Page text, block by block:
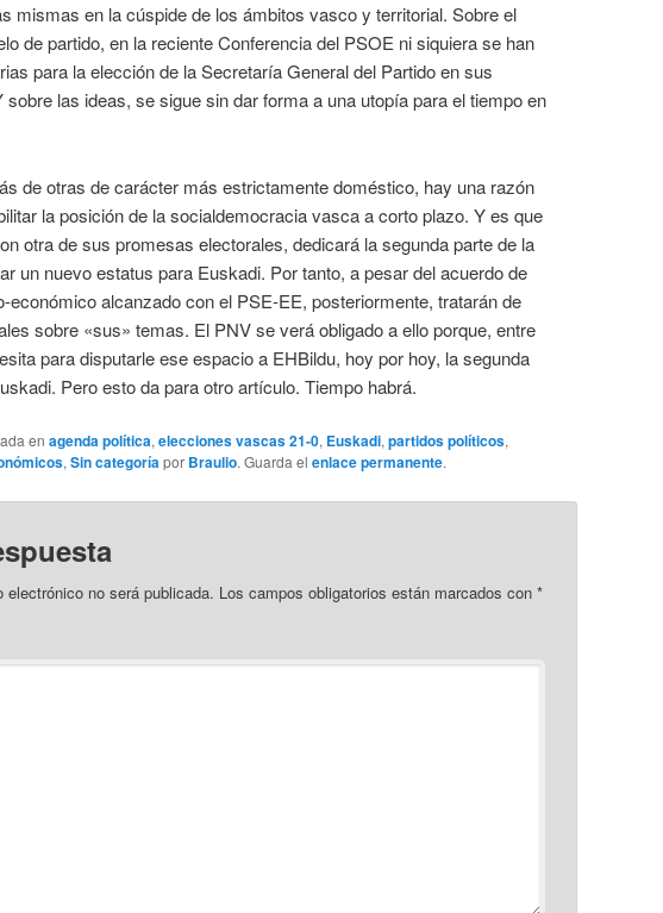
mismas en la cúspide de los ámbitos vasco y territorial. Sobre el
de partido, en la reciente Conferencia del PSOE ni siquiera se han
para la elección de la Secretaría General del Partido en sus
las ideas, se sigue sin dar forma a una utopía para el tiempo en
de otras de carácter más estrictamente doméstico, hay una razón
la posición de la socialdemocracia vasca a corto plazo. Y es que
otra de sus promesas electorales, dedicará la segunda parte de la
un nuevo estatus para Euskadi. Por tanto, a pesar del acuerdo de
económico alcanzado con el PSE-EE, posteriormente, tratarán de
sobre «sus» temas. El PNV se verá obligado a ello porque, entre
para disputarle ese espacio a EHBildu, hoy por hoy, la segunda
Pero esto da para otro artículo. Tiempo habrá.
en agenda política, elecciones vascas 21-0, Euskadi, partidos políticos,
, Sin categoríapor Braulio. Guarda el enlace permanente.
electrónico no será publicada. Los campos obligatorios están marcados con *